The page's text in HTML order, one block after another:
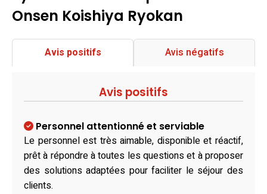
Onsen Koishiya Ryokan
Avis positifs Avis négatifs
Avis positifs
Personnel attentionné et serviable
Le personnel est très aimable, disponible et réactif,
prêt à répondre à toutes les questions et à proposer
des solutions adaptées pour faciliter le séjour des
clients.